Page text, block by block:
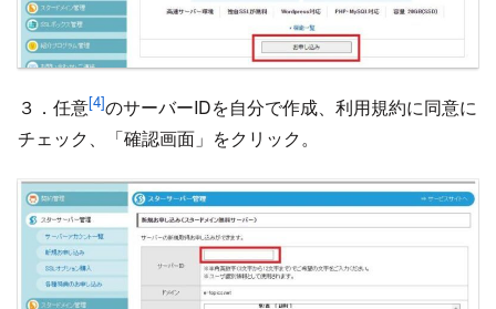
３．任意[4]のサーバーIDを自分で作成、利用規約に同意に
チェック、「確認画面」をクリック。